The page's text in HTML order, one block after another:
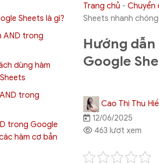
Sheets là gì?
AND trong
dùng hàm
trong
trong Google
hàm cơ bản
Trang chủ - Chuyển
Sheets nhanh chóng
Hướng
Google
Cao Thị Thu
12/06/2025
463 lượt xem